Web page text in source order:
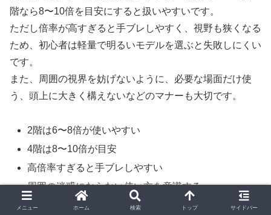
階なら8〜10倍を目安にすると扱いやすいです。
ただし倍率が高すぎると手ブレしやすく、視野も狭くなる
ため、初心者は軽量で明るいモデルを選ぶと失敗しにくい
です。
また、周囲の視界を妨げないように、必要な場面だけ使
う、頭上に大きく構えないなどのマナーも大切です。
2階は6〜8倍が使いやすい
4階は8〜10倍が目安
高倍率すぎると手ブレしやすい
周囲の迷惑にならない使い方を意識する
メニュー ホーム 検索 トップ サイドバー